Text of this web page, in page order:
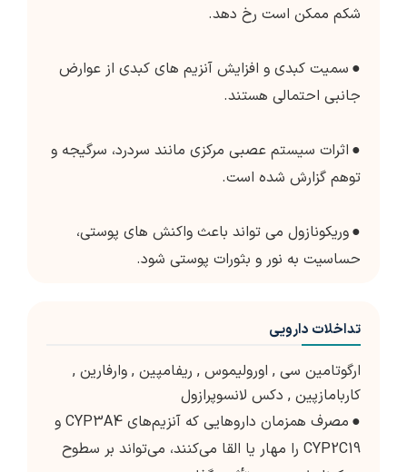
شکم ممکن است رخ دهد.
● سمیت کبدی و افزایش آنزیم های کبدی از عوارض
جانبی احتمالی هستند.
● اثرات سیستم عصبی مرکزی مانند سردرد، سرگیجه و
توهم گزارش شده است.
●وریکونازول می تواند باعث واکنش های پوستی،
حساسیت به نور و بثورات پوستی شود.
تداخلات دارویی
ارگوتامین سی , اورولیموس , ریفامپین , وارفارین ,
کاربامازپین , دکس لانسوپرازول
●
مصرف همزمان داروهایی که آنزیم‌های CYP3A4 و
CYP2C19 را مهار یا القا می‌کنند، می‌تواند بر سطوح